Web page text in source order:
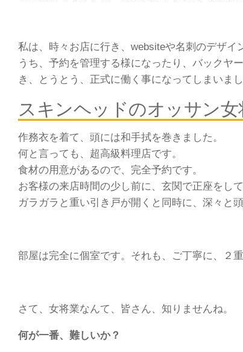
私は、時々お店に行き、websiteや名刺のデザ
うち、予約を管理する様になったり、バックヤ
き、とうとう、正式に働く事になってしまいまし
スキンヘッドのオッサン女
作務衣を着て、頭には和手拭を巻きました。
何と言っても、超高級料理店です。
食材の用意があるので、完全予約です。
お客様の来店時間の少し前に、玄関で正座をして
ガラガラと重い引き戸が開くと同時に、深々と
部屋は完全に個室です。それも、ご丁寧に、２
さて、女将業なんて、皆さん、知りませんね。
何が一番、難しいか？